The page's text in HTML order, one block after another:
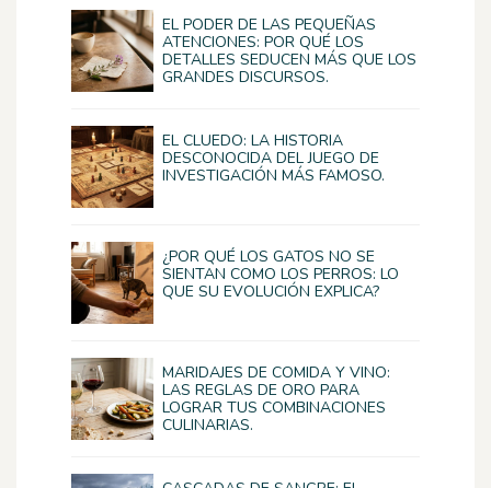
EL PODER DE LAS PEQUEÑAS
ATENCIONES: POR QUÉ LOS
DETALLES SEDUCEN MÁS QUE LOS
GRANDES DISCURSOS.
EL CLUEDO: LA HISTORIA
DESCONOCIDA DEL JUEGO DE
INVESTIGACIÓN MÁS FAMOSO.
¿POR QUÉ LOS GATOS NO SE
SIENTAN COMO LOS PERROS: LO
QUE SU EVOLUCIÓN EXPLICA?
MARIDAJES DE COMIDA Y VINO:
LAS REGLAS DE ORO PARA
LOGRAR TUS COMBINACIONES
CULINARIAS.